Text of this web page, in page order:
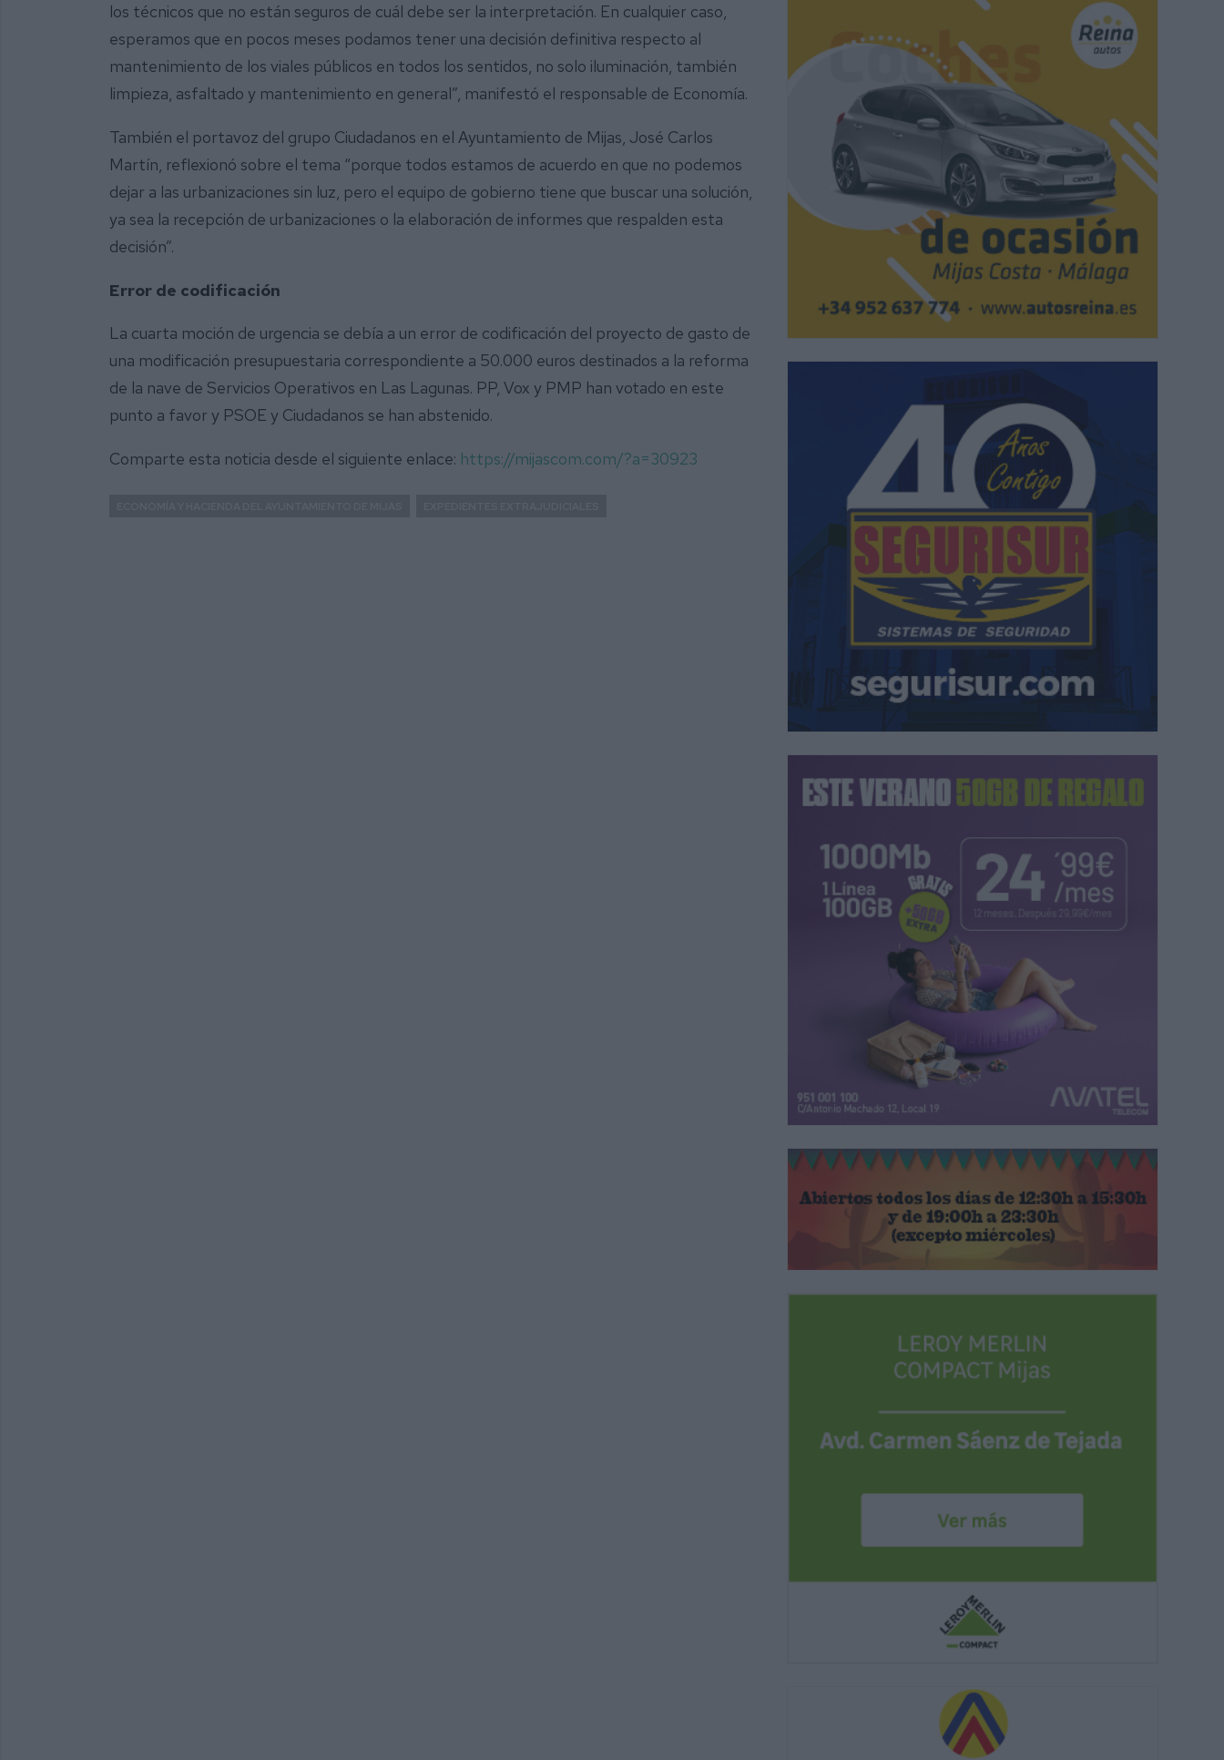
los técnicos que no están seguros de cuál debe ser la interpretación. En cualquier caso,
esperamos que en pocos meses podamos tener una decisión definitiva respecto al
mantenimiento de los viales públicos en todos los sentidos, no solo iluminación, también
limpieza, asfaltado y mantenimiento en general”, manifestó el responsable de Economía.
También el portavoz del grupo Ciudadanos en el Ayuntamiento de Mijas, José Carlos
Martín, reflexionó sobre el tema “porque todos estamos de acuerdo en que no podemos
dejar a las urbanizaciones sin luz, pero el equipo de gobierno tiene que buscar una solución,
ya sea la recepción de urbanizaciones o la elaboración de informes que respalden esta
decisión”.
Error de codificación
La cuarta moción de urgencia se debía a un error de codificación del proyecto de gasto de
una modificación presupuestaria correspondiente a 50.000 euros destinados a la reforma
de la nave de Servicios Operativos en Las Lagunas. PP, Vox y PMP han votado en este
punto a favor y PSOE y Ciudadanos se han abstenido.
Comparte esta noticia desde el siguiente enlace: https://mijascom.com/?a=30923